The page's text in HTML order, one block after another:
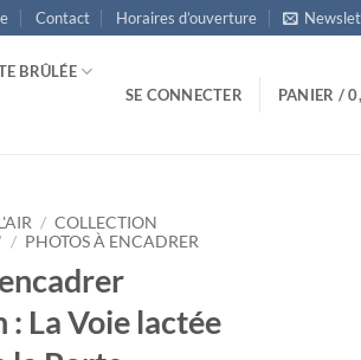
Contact Horaires d’ouverture
BRÛLÉE
SE CONNECTER PANIER /
/ COLLECTION
/ PHOTOS À ENCADRER
: La Voie lactée